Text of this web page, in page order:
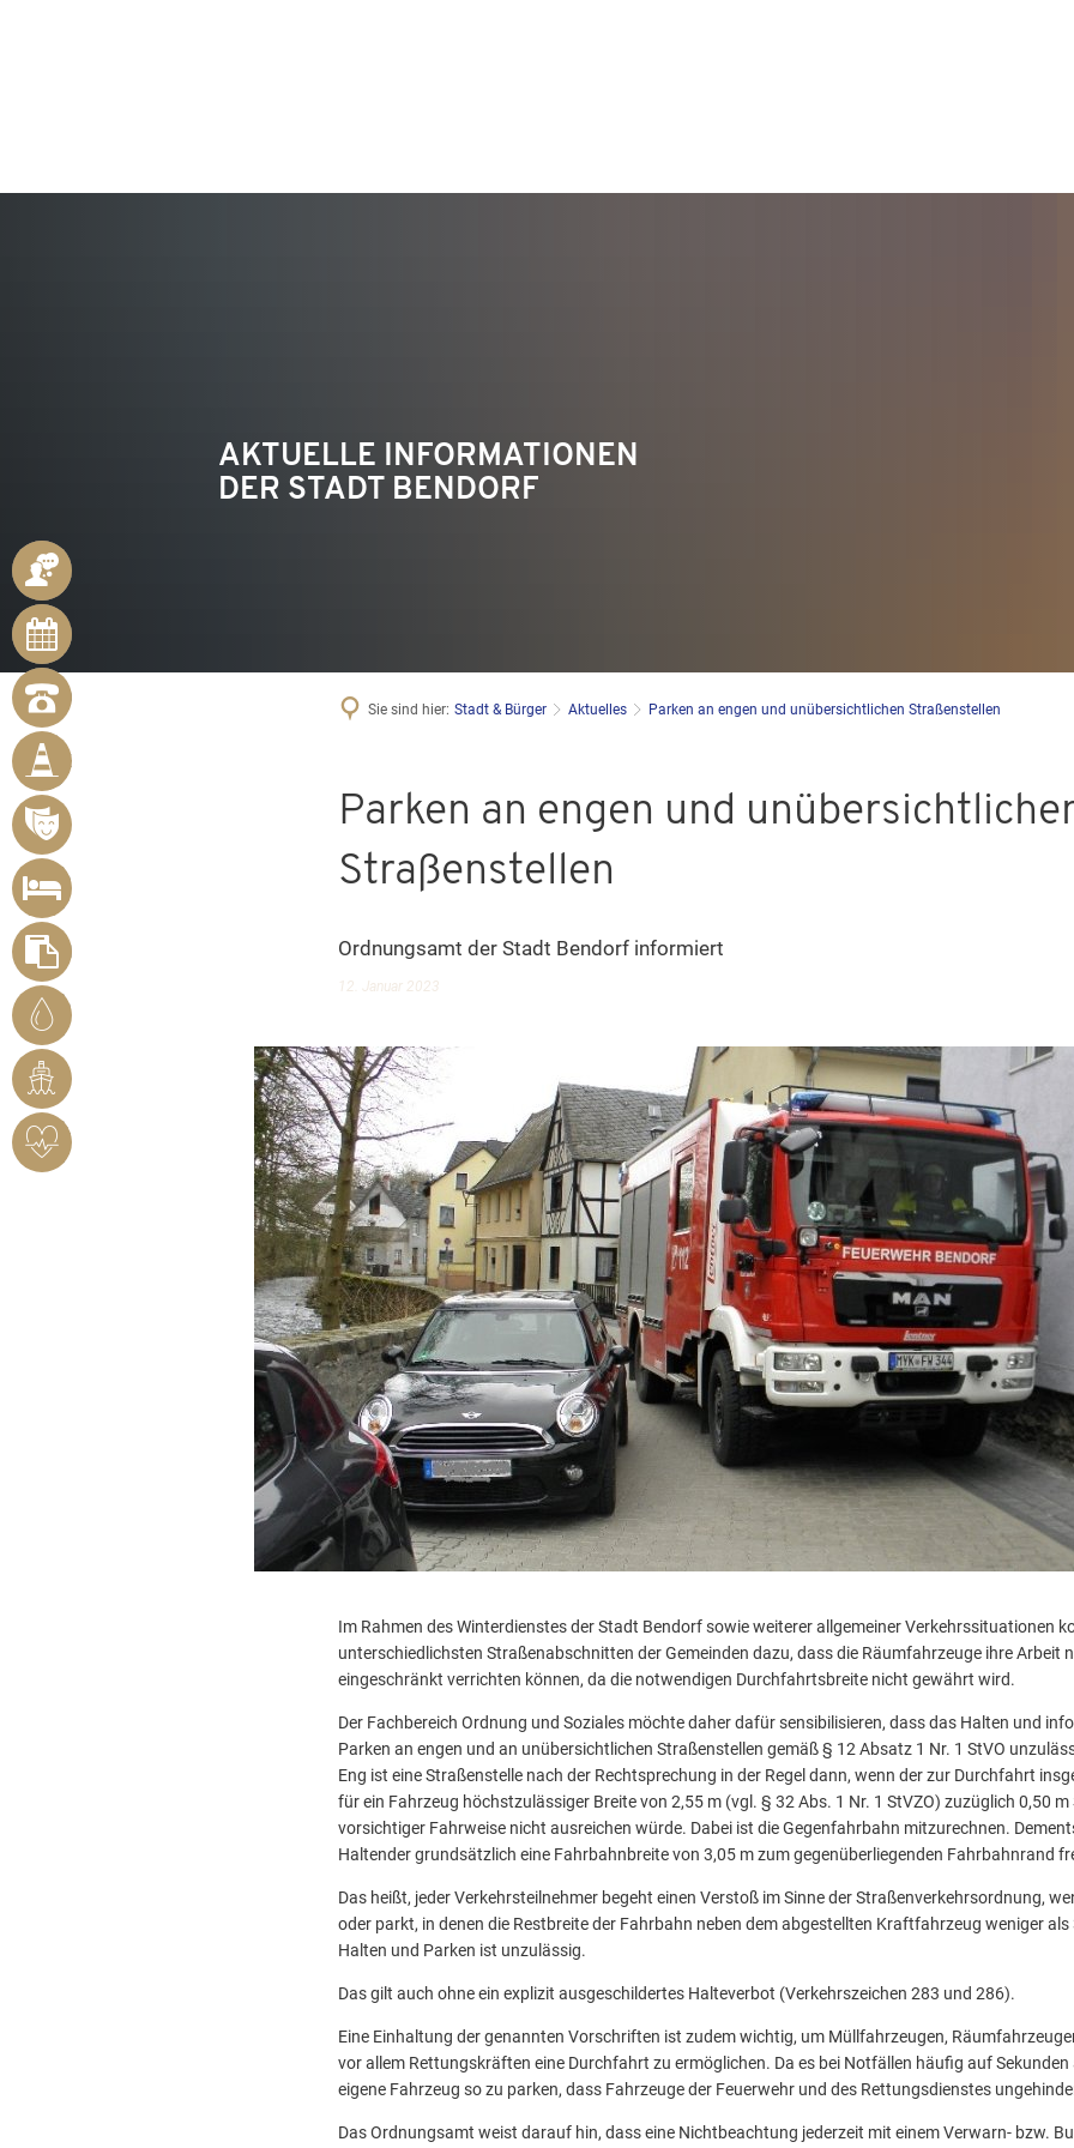
AKTUELLE INFORMATIONEN
DER STADT BENDORF
ANSPRECHPARTNER
ONLINE-
TERMINE
NOTRUFNUMMERN
BÜRGER
MELDEN
MÄNGEL
VERANSTALTUNGSÜBERSICHT
UNTERKUNFT
SUCHEN
FORMULARE
STADTWERKE
BENDORF
RHEINHAFEN
HERZSICHERES
BENDORF
Sie sind hier: Stadt & Bürger Aktuelles Parken an engen und unübersichtlichen Straßenstellen
Parken an engen und
Straßenstellen
Ordnungsamt der Stadt Bendorf informiert
12. Januar 2023
Im Rahmen des Winterdienstes der Stadt Bendorf sowie weiterer allgemeiner Verkehrssituationen
unterschiedlichsten Straßenabschnitten der Gemeinden dazu, dass die Räumfahrzeuge ihre Arbeit
eingeschränkt verrichten können, da die notwendigen Durchfahrtsbreite nicht gewährt wird.
Der Fachbereich Ordnung und Soziales möchte daher dafür sensibilisieren, dass das Halten und
Parken an engen und an unübersichtlichen Straßenstellen gemäß § 12 Absatz 1 Nr. 1 StVO
Eng ist eine Straßenstelle nach der Rechtsprechung in der Regel dann, wenn der zur Durchfahrt
für ein Fahrzeug höchstzulässiger Breite von 2,55 m (vgl. § 32 Abs. 1 Nr. 1 StVZO) zuzüglich 0,50
vorsichtiger Fahrweise nicht ausreichen würde. Dabei ist die Gegenfahrbahn mitzurechnen.
Haltender grundsätzlich eine Fahrbahnbreite von 3,05 m zum gegenüberliegenden Fahrbahnrand
Das heißt, jeder Verkehrsteilnehmer begeht einen Verstoß im Sinne der Straßenverkehrsordnung,
oder parkt, in denen die Restbreite der Fahrbahn neben dem abgestellten Kraftfahrzeug weniger
Halten und Parken ist unzulässig.
Das gilt auch ohne ein explizit ausgeschildertes Halteverbot (Verkehrszeichen 283 und 286).
Eine Einhaltung der genannten Vorschriften ist zudem wichtig, um Müllfahrzeugen,
vor allem Rettungskräften eine Durchfahrt zu ermöglichen. Da es bei Notfällen häufig auf
eigene Fahrzeug so zu parken, dass Fahrzeuge der Feuerwehr und des Rettungsdienstes
Das Ordnungsamt weist darauf hin, dass eine Nichtbeachtung jederzeit mit einem Verwarn- bzw.